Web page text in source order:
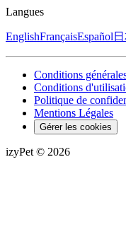
Langues
EnglishFrançaisEspañol
Conditions
Conditions
Politique de
Mentions Légales
Gérer les cookies
izyPet © 2026